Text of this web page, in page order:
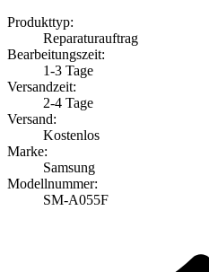
Produkttyp:
Reparaturauftrag
Bearbeitungszeit:
1-3 Tage
Versandzeit:
2-4 Tage
Versand:
Kostenlos
Marke:
Samsung
Modellnummer:
SM-A055F